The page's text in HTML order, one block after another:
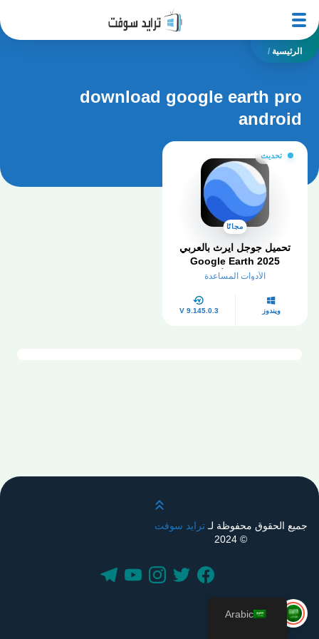
الرئيسية /
download google earth pro
android
تحديث
مجانًا
تحميل جوجل ايرث بالعربي
Google Earth 2025
للكمبيوتر وللأندرويد
الأدوات المساعدة
ويندوز V 9.145.0.3
قم بالتمرير لأعلى
جميع الحقوق محفوظة لـترايد سوفت
© 2024
Arabic